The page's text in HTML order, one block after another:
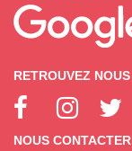
RETROUVEZ
NOUS